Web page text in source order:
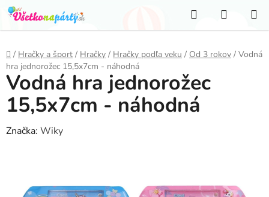
Prejsť
na
obsah
Hľadať
KOŠÍK
Domov
/ Hračky a šport / Hračky / Hračky podľa veku / Od 3 rokov / Vodná
hra jednorožec 15,5x7cm - náhodná
Vodná hra jednorožec
15,5x7cm - náhodná
Značka: Wiky